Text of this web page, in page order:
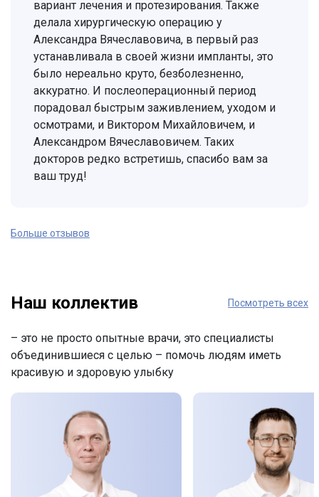
вариант лечения и протезирования. Также
делала хирургическую операцию у
Александра Вячеславовича, в первый раз
устанавливала в своей жизни импланты, это
было нереально круто, безболезненно,
аккуратно. И послеоперационный период
порадовал быстрым заживлением, уходом и
осмотрами, и Виктором Михайловичем, и
Александром Вячеславовичем. Таких
докторов редко встретишь, спасибо вам за
ваш труд!
Больше отзывов
Наш коллектив Посмотреть всех
– это не просто опытные врачи, это специалисты
объединившиеся с целью – помочь людям иметь
красивую и здоровую улыбку